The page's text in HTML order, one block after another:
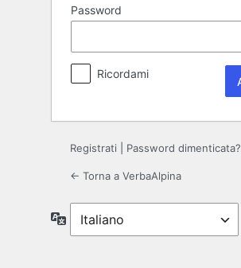
Password
Ricordami
Registrati Password dimenticata?
← Torna a VerbaAlpina
Lingua